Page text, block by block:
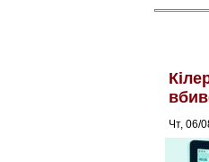
Чт, 06/